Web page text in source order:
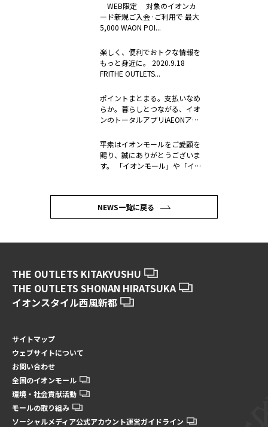
WEB限定 対象のイオンカ
ード新規ご入会·ご利用で 最大
5,000 WAON POI...
楽しく、便利でおトクな情報を
もっと身近に。 2020.9.18
FRITHE OUTLETS...
ポイントまとまる。支払いなめ
らか。暮らしとつながる、イオ
ンのトータルアプリiAEONアプ
平素はイオンモールをご愛顧を
賜り、誠にありがとうございま
す。 「イオンモール」や「イオ
NEWS一覧に戻る
THE OUTLETS KITAKYUSHU
THE OUTLETS SHONAN HIRATSUKA
イオンスタイル西風新都
サイトマップ
ウェブサイトについて
お問い合わせ
全国のイオンモール
環境・社会貢献活動
モールの取り組み
ソーシャルメディア公式アカウント運営ガイドライン